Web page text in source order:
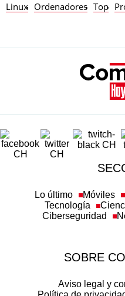
Linux Ordenadores Top
Lo último Móviles
Tecnología
Ciberseguridad
SOBRE
Aviso legal y